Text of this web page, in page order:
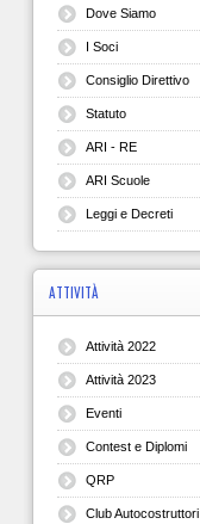
Dove Siamo
I Soci
Consiglio Direttivo
Statuto
ARI - RE
ARI Scuole
Leggi e Decreti
ATTIVITÀ
Attività 2022
Attività 2023
Eventi
Contest e Diplomi
QRP
Club Autocostruttori